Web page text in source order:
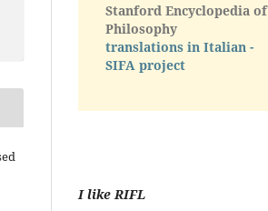
Stanford Encyclopedia of
Philosophy
translations in Italian -
SIFA project
I like RIFL